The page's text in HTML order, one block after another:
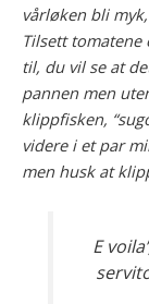
vårløken bli
Tilsett
til, du vil se at
pannen men
klippfisken,
videre i et par
men husk at
E